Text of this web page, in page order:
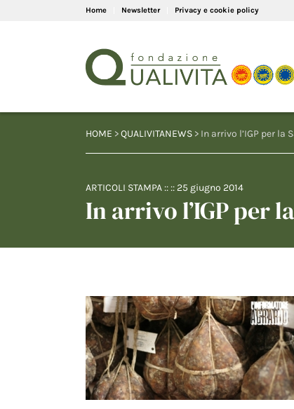
Home Newsletter Privacy e cookie policy
HOME >QUALIVITANEWS > In arrivo l’IGP per la
ARTICOLI STAMPA :: :: 25 giugno 2014
In arrivo l’IGP per